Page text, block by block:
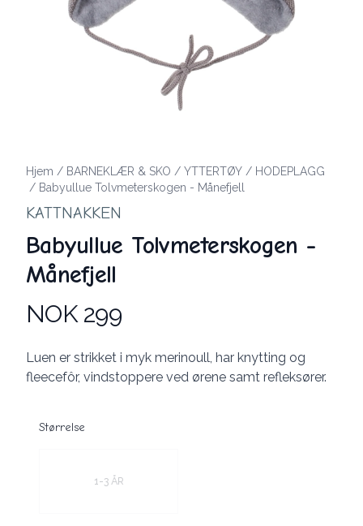
Hjem / BARNEKLÆR & SKO / YTTERTØY / HODEPLAGG
/ Babyullue Tolvmeterskogen - Månefjell
KATTNAKKEN
Babyullue Tolvmeterskogen -
Månefjell
Produktdetaljer
NOK 299
Description
Luen er strikket i myk merinoull, har knytting og
fleecefôr, vindstoppere ved ørene samt refleksører.
Størrelse
1-3 ÅR